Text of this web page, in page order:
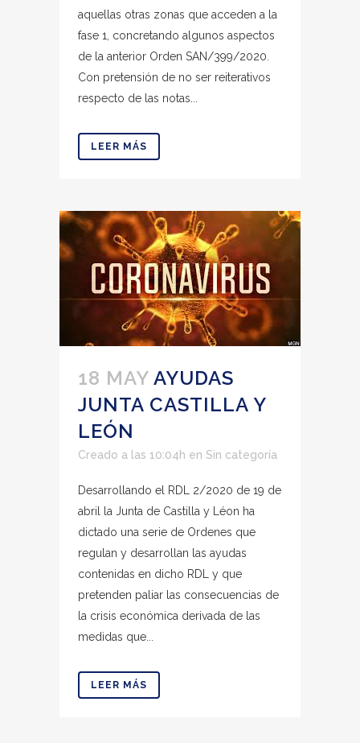
aquellas otras zonas que acceden a la
fase 1, concretando algunos aspectos
de la anterior Orden SAN/399/2020.
Con pretensión de no ser reiterativos
respecto de las notas...
LEER MÁS
18 MAY AYUDAS
JUNTA CASTILLA Y
LEÓN
Creado a las 10:04h en Sin categoría
Desarrollando el RDL 2/2020 de 19 de
abril la Junta de Castilla y Léon ha
dictado una serie de Ordenes que
regulan y desarrollan las ayudas
contenidas en dicho RDL y que
pretenden paliar las consecuencias de
la crisis económica derivada de las
medidas que...
LEER MÁS